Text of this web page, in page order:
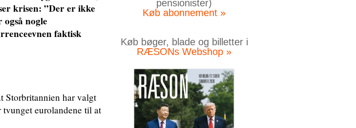
krisen: ”Der er ikke
nogle
faktisk
Storbritannien har valgt
eurolandene til at
pensionister)
Køb abonnement »
Køb bøger, blade og billetter i
RÆSONs Webshop »